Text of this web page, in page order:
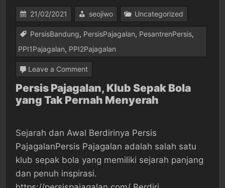
21/02/2021 seojiwo Uncategorized
PersisBandung, PersisPajagalan, PesantrenPersis,
PPI1Pajagalan, PPI2Pajagalan
Leave a Commenton
Persis
Pajagalan,
Sepak
Bola
yang
Tak
Persis Pajagalan, Klub Sepak Bola
yang Tak Pernah Menyerah
Sejarah dan Awal Berdirinya Persis
PajagalanPersis Pajagalan adalah salah satu
klub sepak bola yang memiliki sejarah panjang
dan penuh inspirasi.